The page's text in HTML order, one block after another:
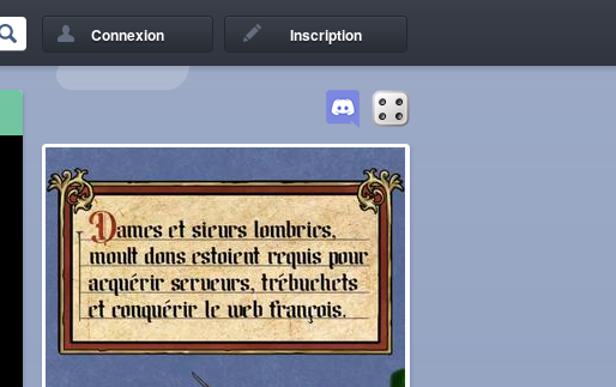
Connexion Inscription